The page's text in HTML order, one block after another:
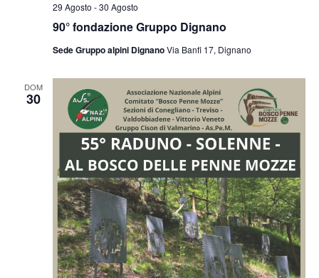
90° fondazione Gruppo Dignano
29 Agosto -30 Agosto
Sede Gruppo alpini DignanoVia Banfi 17, Dignano
DOM
30